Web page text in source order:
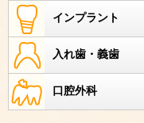
インプラント
入れ歯・義歯
口腔外科